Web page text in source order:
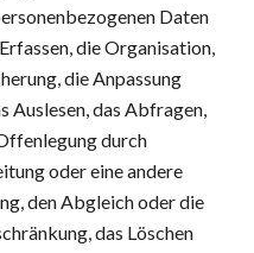
Daten
die Organisation,
die Anpassung
Auslesen, das Abfragen,
durch
oder eine andere
den Abgleich oder die
das Löschen